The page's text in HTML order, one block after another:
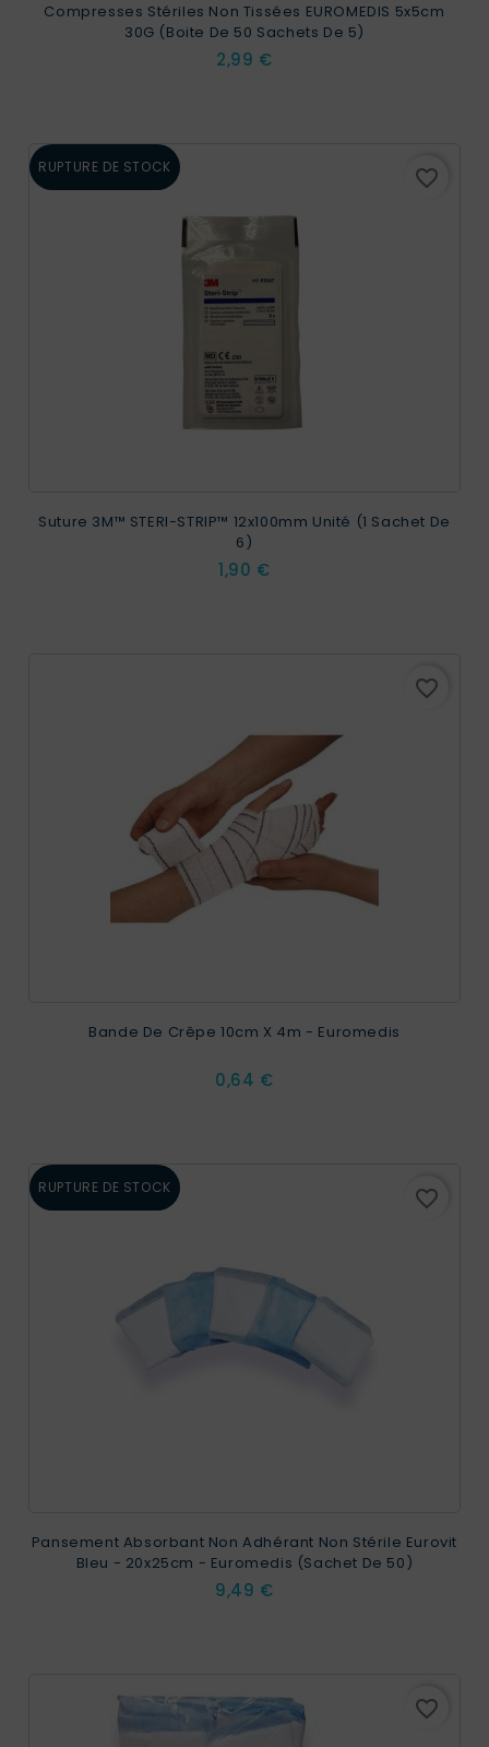
Compresses Stériles Non Tissées EUROMEDIS 5x5cm
30G (Boite De 50 Sachets De 5)
Prix
2,99 €
RUPTURE DE STOCK favorite_border
Suture 3M™ STERI-STRIP™ 12x100mm Unité (1 Sachet De
6)
Prix
1,90 €
favorite_border
Bande De Crêpe 10cm X 4m - Euromedis
Prix
0,64 €
RUPTURE DE STOCK favorite_border
Pansement Absorbant Non Adhérant Non Stérile Eurovit
Bleu - 20x25cm - Euromedis (Sachet De 50)
Prix
9,49 €
favorite_border